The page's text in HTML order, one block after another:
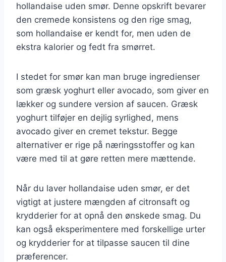
hollandaise uden smør. Denne opskrift bevarer
den cremede konsistens og den rige smag,
som hollandaise er kendt for, men uden de
ekstra kalorier og fedt fra smørret.
I stedet for smør kan man bruge ingredienser
som græsk yoghurt eller avocado, som giver en
lækker og sundere version af saucen. Græsk
yoghurt tilføjer en dejlig syrlighed, mens
avocado giver en cremet tekstur. Begge
alternativer er rige på næringsstoffer og kan
være med til at gøre retten mere mættende.
Når du laver hollandaise uden smør, er det
vigtigt at justere mængden af citronsaft og
krydderier for at opnå den ønskede smag. Du
kan også eksperimentere med forskellige urter
og krydderier for at tilpasse saucen til dine
præferencer.